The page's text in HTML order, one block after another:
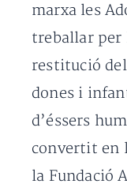
marxa les
treballar per
restitució
dones i
d’éssers
convertit en
la Fundació